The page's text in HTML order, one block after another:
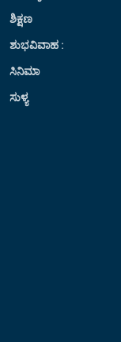
ಶಿಕ್ಷಣ
ಶುಭವಿವಾಹ :
ಸಿನಿಮಾ
ಸುಳ್ಯ